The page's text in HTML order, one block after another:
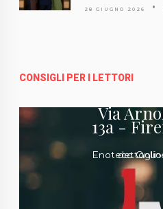
28 GIUGNO 2026
CONSIGLI PER I LETTORI
Via
13a -
Enoteca Online e al dettaglio